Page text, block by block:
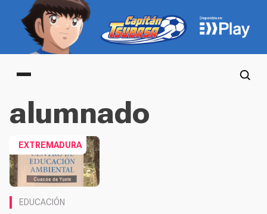
Main menu
alumnado
EXTREMADURA
EDUCACIÓN